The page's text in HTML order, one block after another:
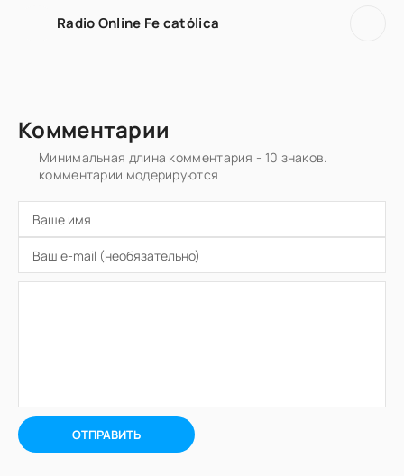
Radio Online Fe católica
Комментарии
Минимальная длина комментария - 10 знаков.
комментарии модерируются
ОТПРАВИТЬ